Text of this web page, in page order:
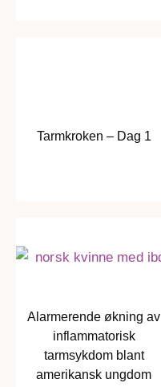
Tarmkroken – Dag 1
Alarmerende økning av
inflammatorisk
tarmsykdom blant
amerikansk ungdom